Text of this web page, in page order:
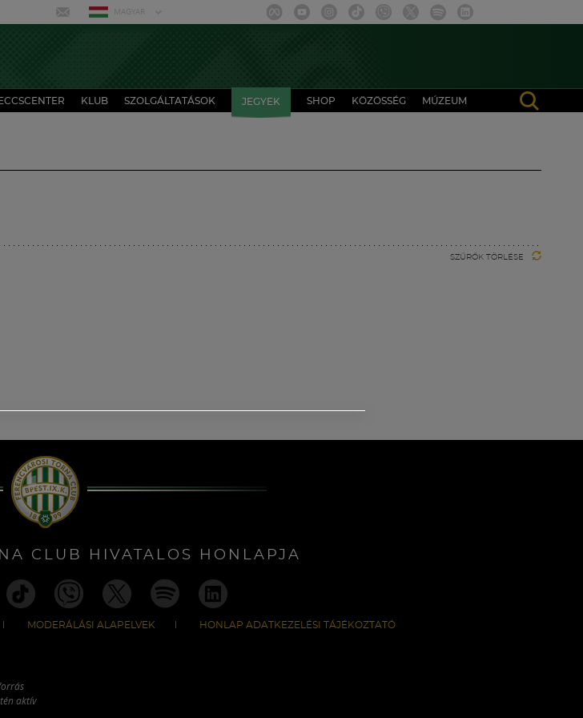
MAGYAR
KLUB SZOLGÁLTATÁSOK JEGYEK SHOP KÖZÖSSÉG MÚZEUM
SZŰRŐK TÖRLÉSE
CLUB HIVATALOS HONLAPJA
MODERÁLÁSI ALAPELVEK HONLAP ADATKEZELÉSI TÁJÉKOZTATÓ
aktív